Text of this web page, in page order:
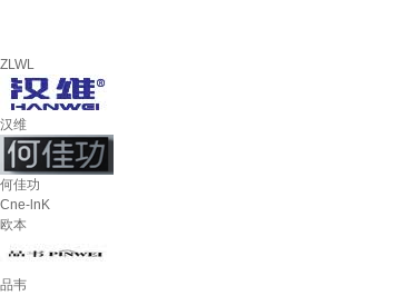
ZLWL
汉维
何佳功
Cne-lnK
欧本
品韦